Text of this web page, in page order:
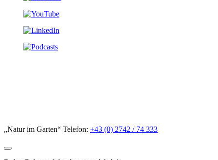
„Natur im Garten“ Telefon: +43 (0) 2742 / 74 333